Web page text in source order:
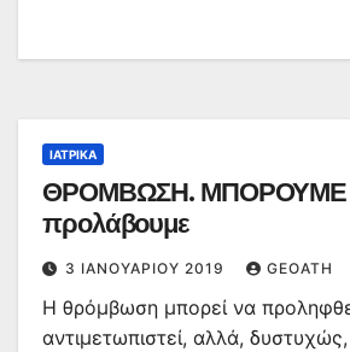
ΙΑΤΡΙΚΆ
ΘΡΟΜΒΩΣΗ. ΜΠΟΡΟΥΜΕ
προλάβουμε
3 ΙΑΝΟΥΑΡΊΟΥ 2019 GEOATH
Η θρόμβωση μπορεί να
αντιμετωπιστεί, αλλά,